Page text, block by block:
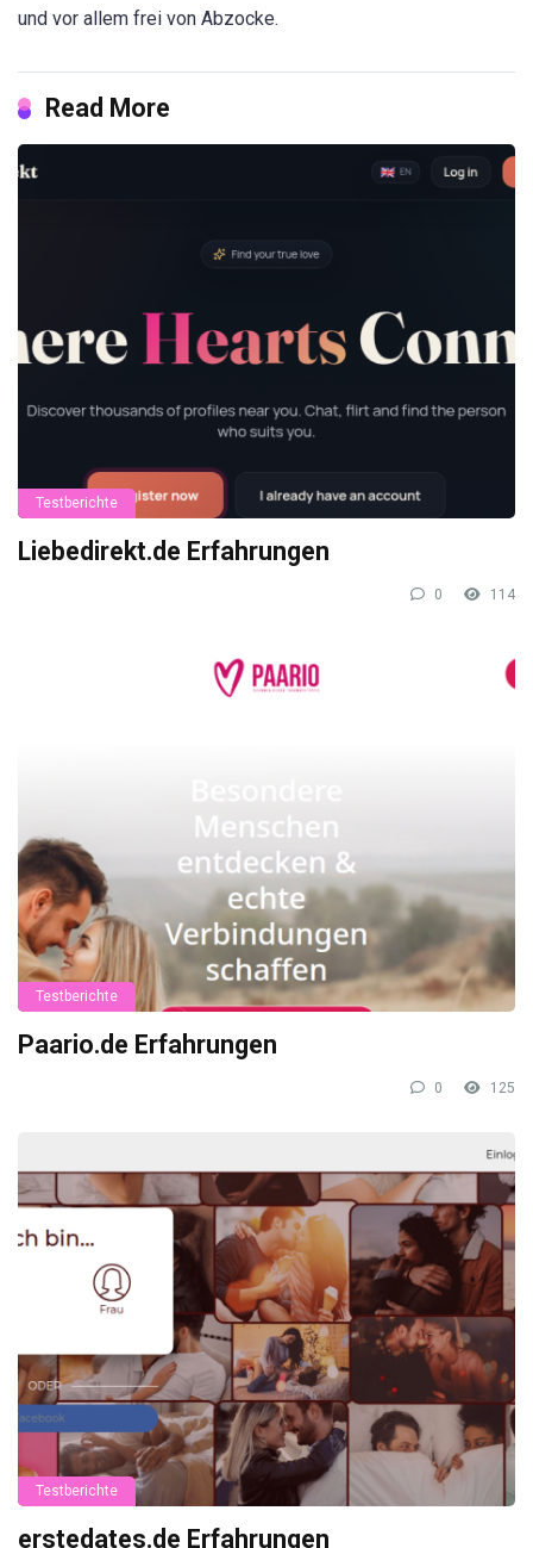
und vor allem frei von Abzocke.
Read More
Testberichte
Liebedirekt.de Erfahrungen
0 114
Testberichte
Paario.de Erfahrungen
0 125
Testberichte
erstedates.de Erfahrungen